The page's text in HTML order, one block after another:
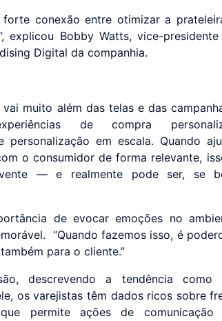
forte conexão entre otimizar a
explicou Bobby Watts, vice-
Digital da companhia.
muito além das telas e das
de compra
personalização em escala. Quando
o consumidor de forma relevante,
— e realmente pode ser, se
de evocar emoções no
“Quando fazemos isso, é
para o cliente.”
descrevendo a tendência como
os varejistas têm dados ricos sobre
permite ações de comunicação